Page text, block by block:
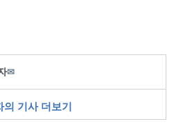
✉
의 기사 더보기